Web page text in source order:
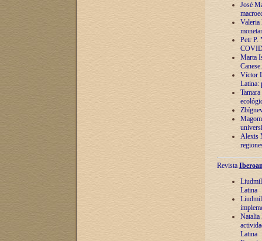
José
Valeria
Petr P.
Marta
Víctor
Latina:
Alexis
Revista
Latina
Natalia
Latina